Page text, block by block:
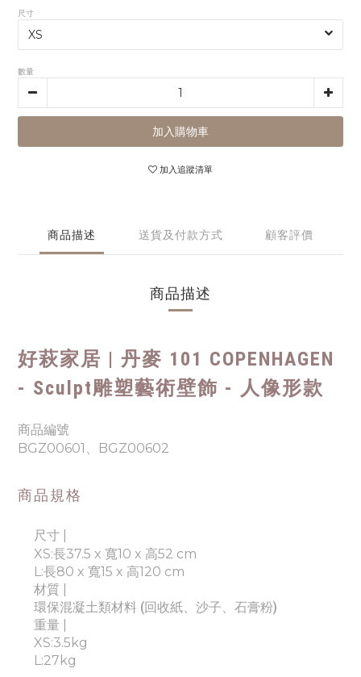
尺寸
數量
加入購物車
加入追蹤清單
商品描述 送貨及付款方式 顧客評價
商品描述
好萩家居 | 丹麥 101 COPENHAGEN
- Sculpt雕塑藝術壁飾 - 人像形款
商品編號
BGZ00601、BGZ00602
商品規格
尺寸 |
XS:長37.5 x 寬10 x 高52 cm
L:長80 x 寬15 x 高120 cm
材質 |
環保混凝土類材料 (回收紙、沙子、石膏粉)
重量 |
XS:3.5kg
L:27kg